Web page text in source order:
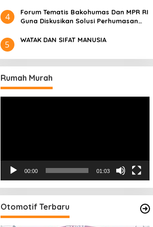
4
Forum Tematis Bakohumas Dan MPR RI
Guna Diskusikan Solusi Perhumasan
Masing
5 WATAK DAN SIFAT MANUSIA
Rumah Murah
00:00 01:03
Otomotif Terbaru